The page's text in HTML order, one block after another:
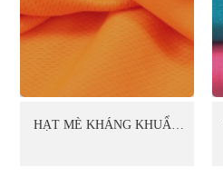
HẠT MÈ KHÁNG KHUẨN